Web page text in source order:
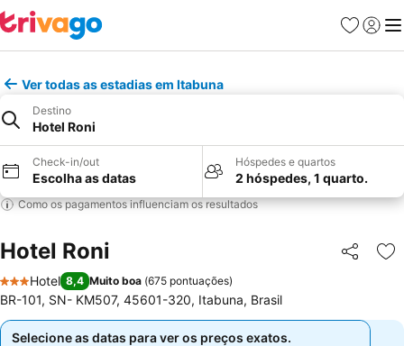
Favoritos
Iniciar
Ver todas as estadias em Itabuna
Destino
Hotel Roni
Check-in/out
Escolha as datas
Hóspedes e quartos
2 hóspedes, 1 quarto.
Como os pagamentos influenciam os resultados
Hotel Roni Partilhar
3 Estrelas
Hotel 8,4 Muito boa (675 pontuações)
BR-101, SN- KM507, 45601-320, Itabuna, Brasil
Selecione as datas para ver os preços exatos.
Selecione as datas para ver os preços exatos.